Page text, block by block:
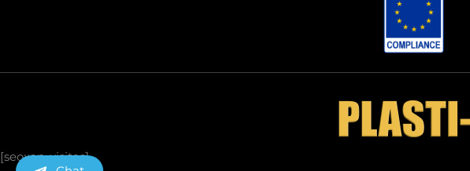
[seoxan-visitas]